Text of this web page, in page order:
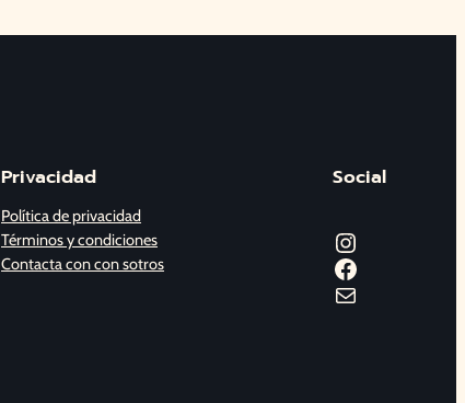
Privacidad
Política de privacidad
Términos y condiciones
Contacta con con sotros
Social
Instagram
Facebook
Correo electrónico